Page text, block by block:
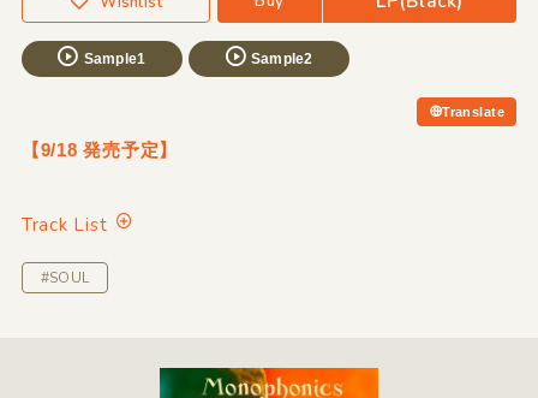
Sample1 Sample2
Translate
【9/18 発売予定】
Track List
#SOUL